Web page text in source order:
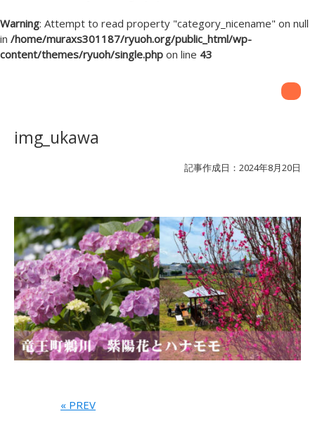
Warning: Attempt to read property "category_nicename" on null
in /home/muraxs301187/ryuoh.org/public_html/wp-
content/themes/ryuoh/single.php on line 43
img_ukawa
記事作成日：2024年8月20日
« PREV